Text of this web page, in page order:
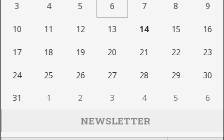
3 4 5 6 7 8 9
10 11 12 13 14 15 16
17 18 19 20 21 22 23
24 25 26 27 28 29 30
31 1 2 3 4 5 6
NEWSLETTER